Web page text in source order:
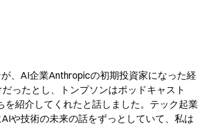
、AI企業Anthropicの初期投資家になった経
ったとし、トンプソンはポッドキャスト
を紹介してくれたと話しました。テック起業
や技術の未来の話をずっとしていて、私は